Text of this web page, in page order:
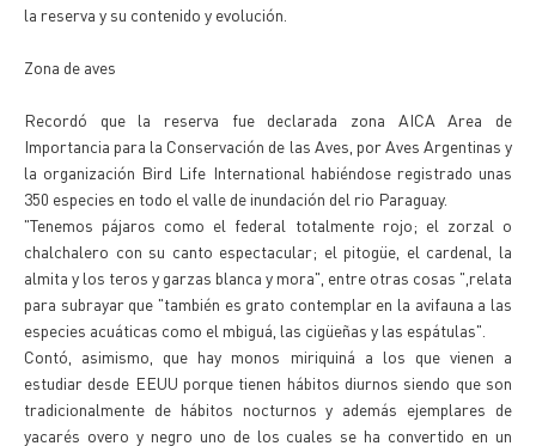
la reserva y su contenido y evolución.
Zona de aves
Recordó que la reserva fue declarada zona AICA Area de
Importancia para la Conservación de las Aves, por Aves Argentinas y
la organización Bird Life International habiéndose registrado unas
350 especies en todo el valle de inundación del rio Paraguay.
"Tenemos pájaros como el federal totalmente rojo; el zorzal o
chalchalero con su canto espectacular; el pitogüe, el cardenal, la
almita y los teros y garzas blanca y mora", entre otras cosas ",relata
para subrayar que "también es grato contemplar en la avifauna a las
especies acuáticas como el mbiguá, las cigüeñas y las espátulas".
Contó, asimismo, que hay monos miriquiná a los que vienen a
estudiar desde EEUU porque tienen hábitos diurnos siendo que son
tradicionalmente de hábitos nocturnos y además ejemplares de
yacarés overo y negro uno de los cuales se ha convertido en un